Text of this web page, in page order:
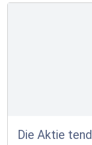
Die Aktie